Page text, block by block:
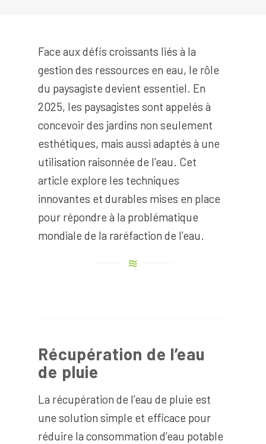
Face aux défis croissants liés à la
gestion des ressources en eau, le rôle
du paysagiste devient essentiel. En
2025, les paysagistes sont appelés à
concevoir des jardins non seulement
esthétiques, mais aussi adaptés à une
utilisation raisonnée de l’eau. Cet
article explore les techniques
innovantes et durables mises en place
pour répondre à la problématique
mondiale de la raréfaction de l’eau.
Récupération de l’eau
de pluie
La récupération de l’eau de pluie est
une solution simple et efficace pour
réduire la consommation d’eau potable